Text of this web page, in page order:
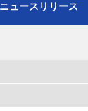
ニュースリリース